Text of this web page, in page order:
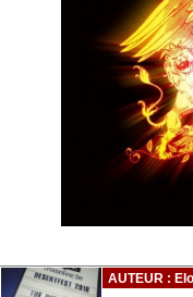
AUTEUR :